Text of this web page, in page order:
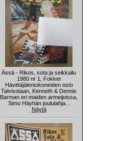
Ässä - Rikos, sota ja seikkailu
1980 nr 1, Fokker
Hävittäjälentokoneiden osto
Talvisotaan, Kenneth & Dennis
Barman eri maiden armeijoissa,
Simo Häyhän joululahja...
Näytä